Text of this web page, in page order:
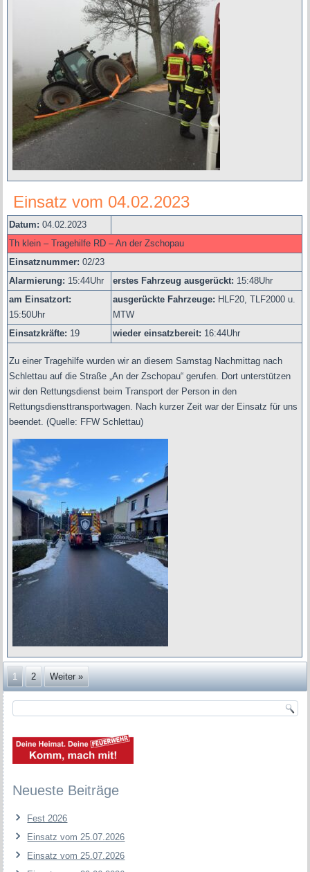
Einsatz vom 04.02.2023
Datum:04.02.2023
Th klein – Tragehilfe RD – An der Zschopau
Einsatznummer:02/23
Alarmierung: 15:44Uhr erstes Fahrzeug ausgerückt: 15:48Uhr
am Einsatzort:
15:50Uhr
ausgerückte Fahrzeuge: HLF20, TLF2000 u.
MTW
Einsatzkräfte: 19 wieder einsatzbereit: 16:44Uhr
Zu einer Tragehilfe wurden wir an diesem Samstag Nachmittag nach
Schlettau auf die Straße „An der Zschopau“ gerufen. Dort unterstützen
wir den Rettungsdienst beim Transport der Person in den
Rettungsdiensttransportwagen. Nach kurzer Zeit war der Einsatz für uns
beendet.(Quelle: FFW Schlettau)
1 2 Weiter »
Neueste Beiträge
Fest 2026
Einsatz vom 25.07.2026
Einsatz vom 25.07.2026